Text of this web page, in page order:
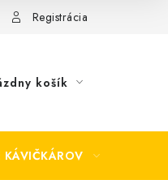
Registrácia
košík
KÁVIČKÁROV